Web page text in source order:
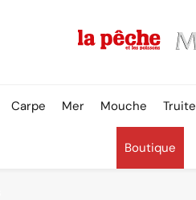
Carpe Mer Mouche Truite
Boutique